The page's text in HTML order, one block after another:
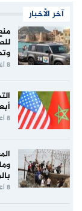
آخر الأخبار
8 أغسطس 2026
8 أغسطس 2026
8 أغسطس 2026